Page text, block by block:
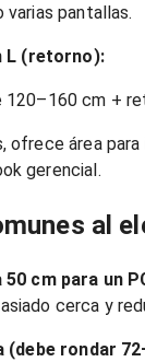
varias pantallas.
L (retorno):
120–160 cm +
ofrece área para
gerencial.
al
cm para un
cerca y
(debe rondar